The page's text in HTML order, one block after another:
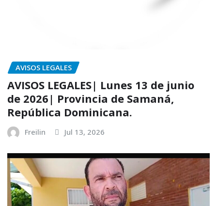
AVISOS LEGALES
AVISOS LEGALES| Lunes 13 de junio
de 2026| Provincia de Samaná,
República Dominicana.
Freilin Jul 13, 2026